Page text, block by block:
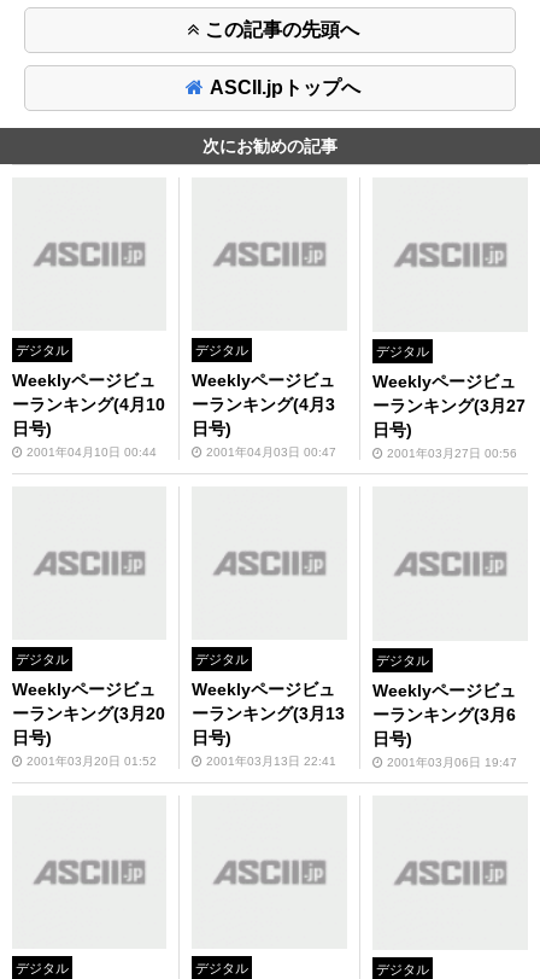
この記事の先頭へ
ASCII.jpトップへ
次にお勧めの記事
デジタル
Weeklyページビュ
ーランキング(4月10
日号)
2001年04月10日 00:44
デジタル
Weeklyページビュ
ーランキング(4月3
日号)
2001年04月03日 00:47
デジタル
Weeklyページビュ
ーランキング(3月27
日号)
2001年03月27日 00:56
デジタル
Weeklyページビュ
ーランキング(3月20
日号)
2001年03月20日 01:52
デジタル
Weeklyページビュ
ーランキング(3月13
日号)
2001年03月13日 22:41
デジタル
Weeklyページビュ
ーランキング(3月6
日号)
2001年03月06日 19:47
デジタル デジタル デジタル